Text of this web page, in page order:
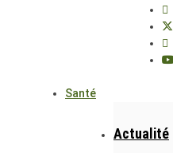
Santé
Actualité